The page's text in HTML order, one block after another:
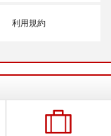
利用規約